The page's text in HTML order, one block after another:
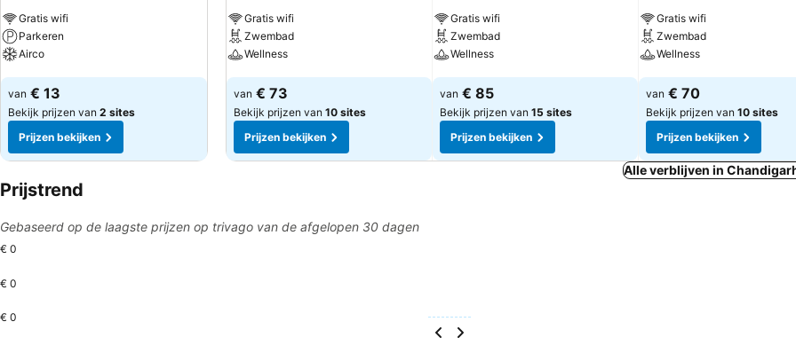
Gratis wifi
Parkeren
Airco
Prijzen bekijken
van € 13
Bekijk prijzen van 2 sites
Prijzen bekijken
Gratis wifi
Zwembad
Wellness
Prijzen bekijken
van € 73
Bekijk prijzen van 10 sites
Prijzen bekijken
Gratis wifi
Zwembad
Wellness
Prijzen bekijken
van € 85
Bekijk prijzen van 15 sites
Prijzen bekijken
Gratis wifi
Zwembad
Wellness
Prijzen bekijken
van € 70
Bekijk prijzen van 10 sites
Prijzen bekijken
Alle verblijven in
Prijstrend
Gebaseerd op de laagste prijzen op trivago van de afgelopen 30 dagen
€ 0
€ 0
€ 0